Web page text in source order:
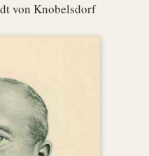
von Knobelsdorf